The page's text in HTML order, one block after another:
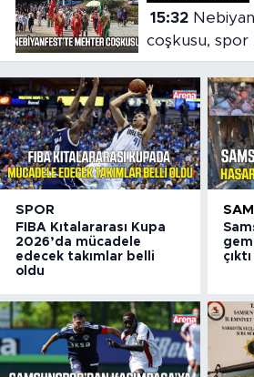
15:32NebiyanFest’te mehter
coşkusu, spor
SPOR
FIBA Kıtalararası Kupa
2026’da mücadele
edecek takımlar belli
oldu
çıktı